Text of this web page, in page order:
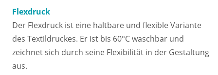
Flexdruck
Der Flexdruck ist eine haltbare und flexible Variante
des Textildruckes. Er ist bis 60°C waschbar und
zeichnet sich durch seine Flexibilität in der Gestaltung
aus.